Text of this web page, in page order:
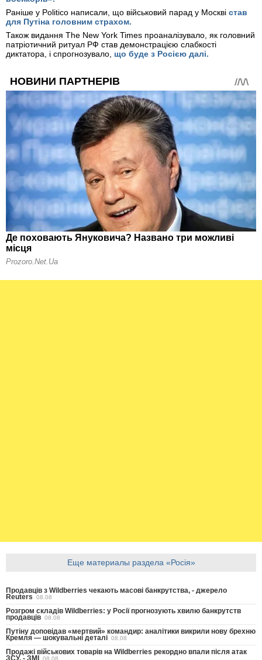
Раніше у Politico написали, що військовий парад у Москві став
для Путіна головним страхом.
Також видання The New York Times проаналізувало, як головний
патріотичний ритуал РФ став демонстрацією слабкості
диктатора, і спрогнозувало, що буде з Росією далі.
Еще материалы раздела «Росія»
Продавців з Wildberries чекають масові банкрутства, - джерело
Reuters 08.08
Розгром складів Wildberries: у Росії прогнозують хвилю банкрутств
продавців 08.08
Путіну доповідав «мертвий» командир: аналітики викрили нову брехню
Кремля — шокувальні деталі 08.08
Продажі військових товарів на Wildberries рекордно впали після атак
ЗСУ, - ЗМІ 08.08